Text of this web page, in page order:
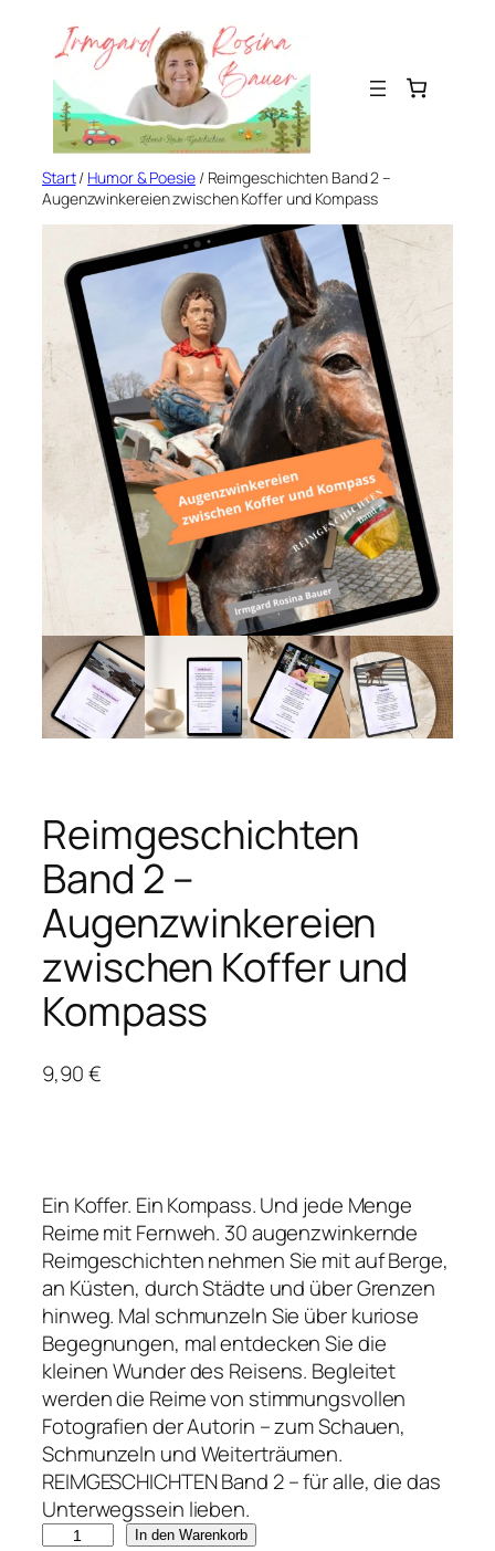
Inhalt
springen
Start/ Humor & Poesie/ Reimgeschichten Band 2 –
Augenzwinkereien zwischen Koffer und Kompass
Reimgeschichten
Band 2 –
Augenzwinkereien
zwischen Koffer und
Kompass
9,90€
Ein Koffer. Ein Kompass. Und jede Menge
Reime mit Fernweh. 30 augenzwinkernde
Reimgeschichten nehmen Sie mit auf Berge,
an Küsten, durch Städte und über Grenzen
hinweg. Mal schmunzeln Sie über kuriose
Begegnungen, mal entdecken Sie die
kleinen Wunder des Reisens. Begleitet
werden die Reime von stimmungsvollen
Fotografien der Autorin – zum Schauen,
Schmunzeln und Weiterträumen.
REIMGESCHICHTEN Band 2 – für alle, die das
Unterwegssein lieben.
In den Warenkorb